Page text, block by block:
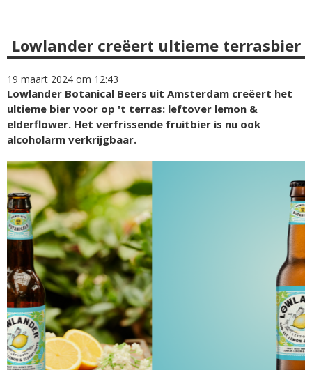
Lowlander creëert ultieme terrasbier
19 maart 2024 om 12:43
Lowlander Botanical Beers uit Amsterdam creëert het
ultieme bier voor op 't terras: leftover lemon &
elderflower. Het verfrissende fruitbier is nu ook
alcoholarm verkrijgbaar.